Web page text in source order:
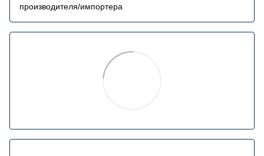
производителя/импортера